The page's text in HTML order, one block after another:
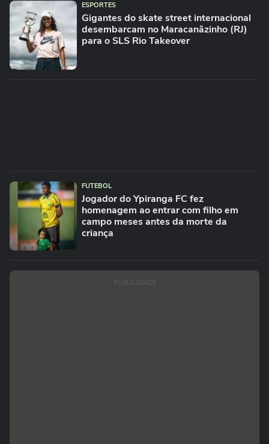
ESPORTES
Gigantes do skate street internacional
desembarcam no Maracanãzinho (RJ)
para o SLS Rio Takeover
FUTEBOL
Jogador do Ypiranga FC fez
homenagem ao entrar com filho em
campo meses antes da morte da
criança
PUBLICIDADE